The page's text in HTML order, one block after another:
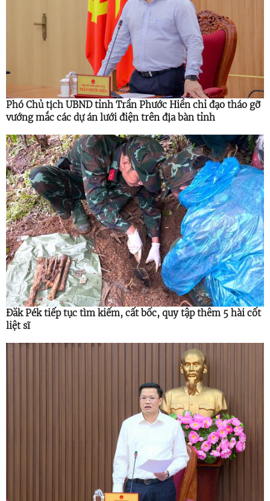
Phó Chủ tịch UBND tỉnh Trần Phước Hiền chỉ đạo tháo gỡ
vướng mắc các dự án lưới điện trên địa bàn tỉnh
Đăk Pék tiếp tục tìm kiếm, cất bốc, quy tập thêm 5 hài cốt
liệt sĩ